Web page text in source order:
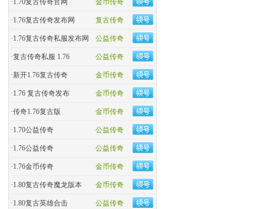
金币传奇
·1.70复古传奇官网
复古传奇
·1.76复古传奇发布网
公益传奇
·1.76复古传奇私服发布网
公益传奇
·复古传奇私服 1.76
金币传奇
·新开1.76复古传奇
金币传奇
·1.76 复古传奇发布
金币传奇
·传奇1.76复古版
公益传奇
·1.70公益传奇
公益传奇
·1.76公益传奇
金币传奇
·1.76金币传奇
金币传奇
·1.80复古传奇魔龙版本
公益传奇
·1.80复古英雄合击